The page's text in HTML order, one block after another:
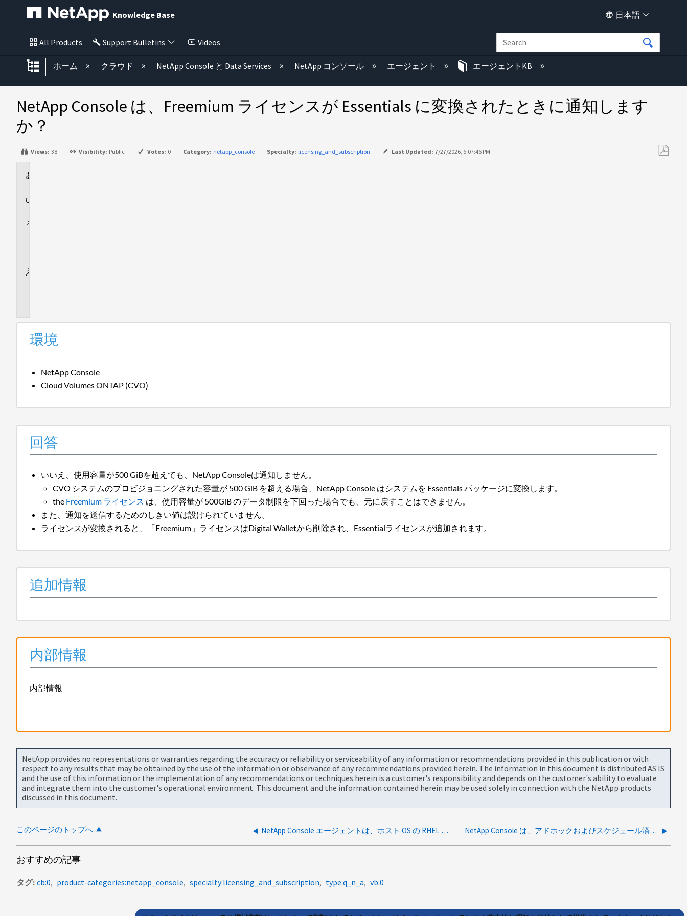
Knowledge Base 日本語
All Products Support Bulletins Videos
グローバル階層を展開/折りたたむ
ホーム クラウド NetApp Console と Data Services NetApp コンソール エージェント エージェントKB
NetApp Console は、Freemium ライセンスが Essentials に変換されたときに通知します
か？
Views: 38 Visibility: Public Votes: 0 Category: netapp_console Specialty: licensing_and_subscription Last Updated: 7/27/2026, 6:07:46 PM
環境
NetApp Console
Cloud Volumes ONTAP (CVO)
回答
いいえ、使用容量が500 GiBを超えても、NetApp Consoleは通知しません。
CVO システムのプロビジョニングされた容量が 500 GiB を超える場合、NetApp Console はシステムを Essentials パッケージに変換します。
the Freemium ライセンス は、使用容量が 500GiB のデータ制限を下回った場合でも、元に戻すことはできません。
また、通知を送信するためのしきい値は設けられていません。
ライセンスが変換されると、「Freemium」ライセンスはDigital Walletから削除され、Essentialライセンスが追加されます。
追加情報
内部情報
内部情報
NetApp provides no representations or warranties regarding the accuracy or reliability or serviceability of any information or recommendations provided in this publication or with
respect to any results that may be obtained by the use of the information or observance of any recommendations provided herein. The information in this document is distributed AS IS
and the use of this information or the implementation of any recommendations or techniques herein is a customer's responsibility and depends on the customer's ability to evaluate
and integrate them into the customer's operational environment. This document and the information contained herein may be used solely in connection with the NetApp products
discussed in this document.
このページのトップへ NetApp Console エージェントは、ホスト OS の RHEL インプレースアップグレードをサポートしていますか？ NetApp Console は、アドホックおよびスケジュール済みバックアップの失敗に対してアラートメールを送信しますか？
おすすめの記事
タグ cb:0 product-categories:netapp_console specialty:licensing_and_subscription type:q_n_a vb:0